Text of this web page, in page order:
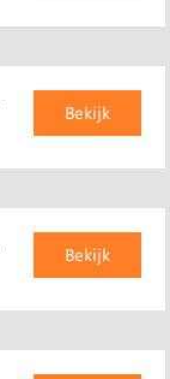
Bekijk
Bekijk